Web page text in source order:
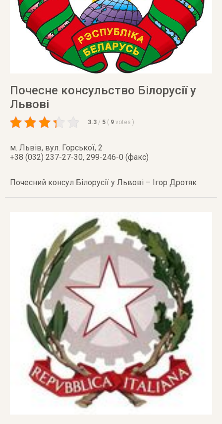
Почесне консульство Білорусії у
Львові
3.3 / 5 ( 9 votes )
м. Львів, вул. Горської, 2
+38 (032) 237-27-30, 299-246-0 (факс)
Почесний консул Білорусії у Львові – Ігор Дротяк